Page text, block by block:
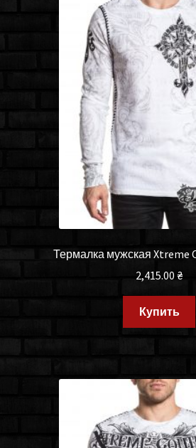
Термалка мужская Xtreme
2,415.00 ₴
Купить